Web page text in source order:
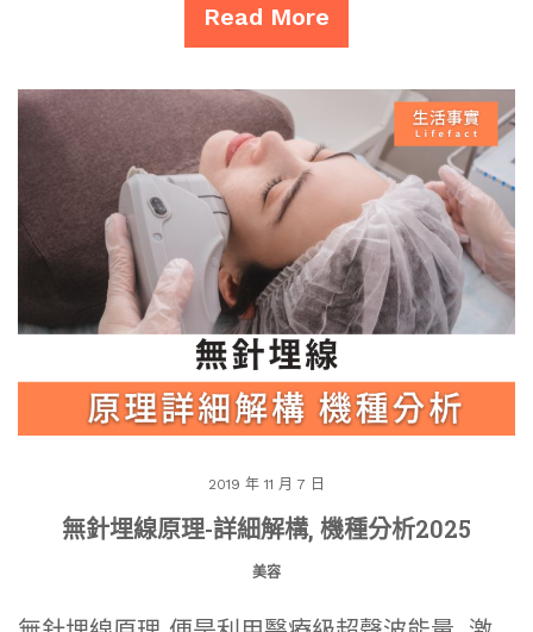
Read More
2019 年 11 月 7 日
無針埋線原理-詳細解構, 機種分析2025
美容